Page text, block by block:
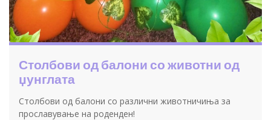
Столбови од балони со животни од
џунглата
Столбови од балони со различни животничиња за
прославување на роденден!